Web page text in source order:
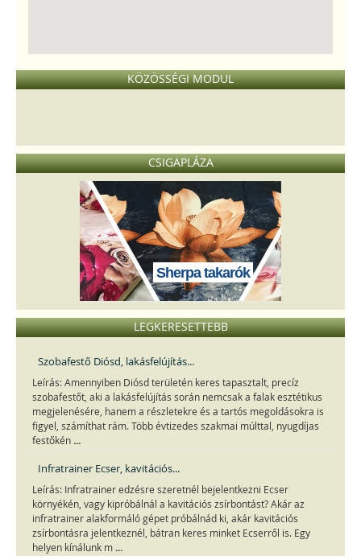
KÖZÖSSÉGI MODUL
CSIGAPLÁZA
Sherpa takarók
LEGKERESETTEBB
Szobafestő Diósd, lakásfelújítás...
Leírás: Amennyiben Diósd területén keres tapasztalt, precíz
szobafestőt, aki a lakásfelújítás során nemcsak a falak esztétikus
megjelenésére, hanem a részletekre és a tartós megoldásokra is
figyel, számíthat rám. Több évtizedes szakmai múlttal, nyugdíjas
festőkén ...
Infratrainer Ecser, kavitációs...
Leírás: Infratrainer edzésre szeretnél bejelentkezni Ecser
környékén, vagy kipróbálnál a kavitációs zsírbontást? Akár az
infratrainer alakformáló gépet próbálnád ki, akár kavitációs
zsírbontásra jelentkeznél, bátran keres minket Ecserről is. Egy
helyen kínálunk m ...